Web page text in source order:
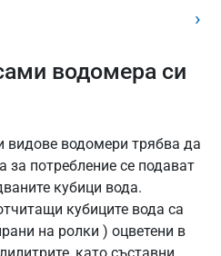
водомера си
видове водомери трябва да
за потребление се подават
кубици вода.
кубиците вода са
на ролки ) оцветени в